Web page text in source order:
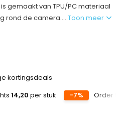
gemaakt van TPU/PC materiaal
rond de camera....Toon meer
kortingsdeals
14,20 per stuk -7% Order